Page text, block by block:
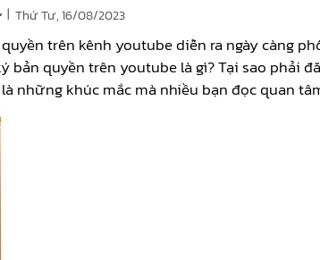
| Thứ Tư, 16/08/2023
trên kênh youtube diễn ra ngày càng
bản quyền trên youtube là gì? Tại sao phải
những khúc mắc mà nhiều bạn đọc quan